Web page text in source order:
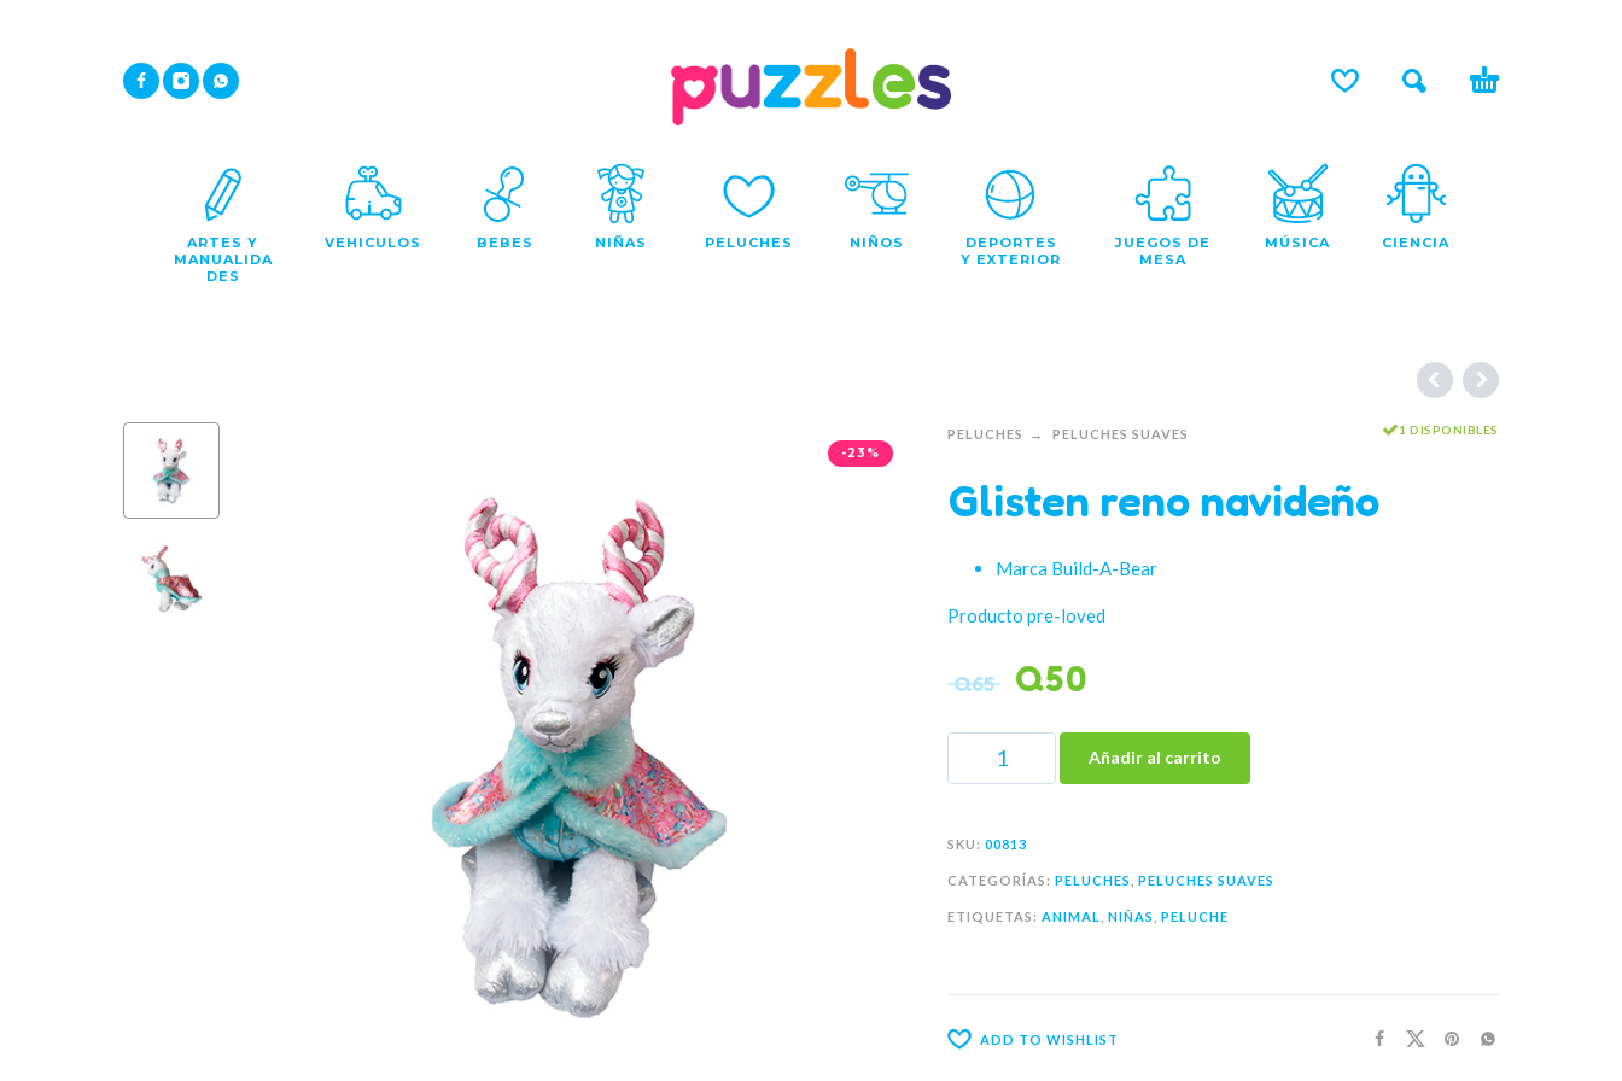
ARTES Y
MANUALIDA
DES
VEHICULOS BEBES NIÑAS PELUCHES NIÑOS
DEPORTES
Y EXTERIOR
JUEGOS DE
MESA
MÚSICA CIENCIA
-23%
PELUCHES PELUCHES SUAVES 1 DISPONIBLES
Glisten reno navideño
Marca Build-A-Bear
Producto pre-loved
Q65 Q50
Añadir al carrito
SKU: 00813
CATEGORÍAS: PELUCHES PELUCHES SUAVES
ETIQUETAS: ANIMAL NIÑAS PELUCHE
ADD TO WISHLIST